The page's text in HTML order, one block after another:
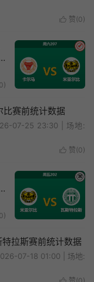
 赞(0)
✔
0)
赛前统计数据
07-25 23:30 | 场地:
 赞(0)
✖
0)
拉斯赛前统计数据
07-18 01:00 | 场地: